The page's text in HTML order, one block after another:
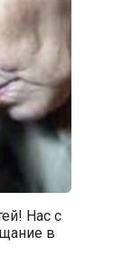
Нас с
в